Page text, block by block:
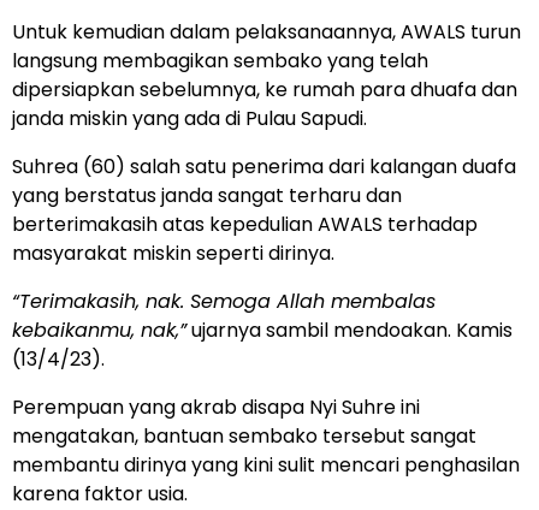
Untuk kemudian dalam pelaksanaannya, AWALS turun
langsung membagikan sembako yang telah
dipersiapkan sebelumnya, ke rumah para dhuafa dan
janda miskin yang ada di Pulau Sapudi.
Suhrea (60) salah satu penerima dari kalangan duafa
yang berstatus janda sangat terharu dan
berterimakasih atas kepedulian AWALS terhadap
masyarakat miskin seperti dirinya.
“Terimakasih, nak. Semoga Allah membalas
kebaikanmu, nak,”ujarnya sambil mendoakan. Kamis
(13/4/23).
Perempuan yang akrab disapa Nyi Suhre ini
mengatakan, bantuan sembako tersebut sangat
membantu dirinya yang kini sulit mencari penghasilan
karena faktor usia.